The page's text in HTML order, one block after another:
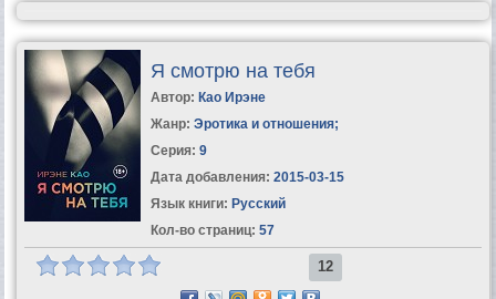
Я смотрю на тебя
Автор: Као Ирэне
Жанр: Эротика и отношения;
Серия: 9
Дата добавления: 2015-03-15
Язык книги: Русский
Кол-во страниц: 57
12